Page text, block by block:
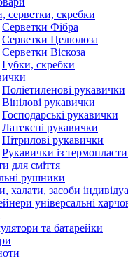
серветки, скребки
Серветки Фібра
Серветки Целюлоза
Серветки Віскоза
Губки, скребки
Поліетиленові рукавички
Вінілові рукавички
Господарські рукавички
Латексні рукавички
Нітрилові рукавички
Рукавички із
для сміття
рушники
халати, засоби
універсальні
та батарейки